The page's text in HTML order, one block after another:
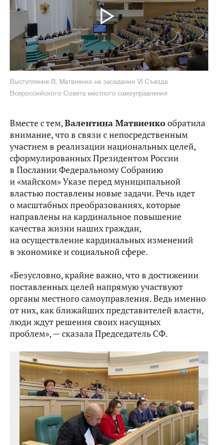
Выступление В. Матвиенко на заседании VI Съезда
Всероссийского Совета местного самоуправления
Вместе с тем,Валентина Матвиенкообратила
внимание, что в связи с непосредственным
участием в реализации национальных целей,
сформулированных Президентом России
в Послании Федеральному Собранию
и «майском» Указе перед муниципальной
властью поставлены новые задачи. Речь идет
о масштабных преобразованиях, которые
направлены на кардинальное повышение
качества жизни наших граждан,
на осуществление кардинальных изменений
в экономике и социальной сфере.
«Безусловно, крайне важно, что в достижении
поставленных целей напрямую участвуют
органы местного самоуправления. Ведь именно
от них, как ближайших представителей власти,
люди ждут решения своих насущных
проблем», — сказала Председатель СФ.